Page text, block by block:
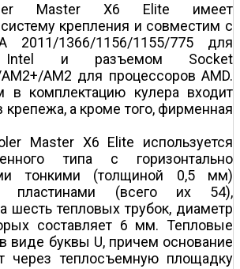
Master X6 Elite имеет
крепления и совместим с
2011/1366/1156/1155/775 для
Intel и разъемом Socket
AM2 для процессоров AMD.
в комплектацию кулера входит
крепежа, а кроме того, фирменная
Master X6 Elite используется
типа с горизонтально
тонкими (толщиной 0,5 мм)
пластинами (всего их 54),
шесть тепловых трубок, диаметр
составляет 6 мм. Тепловые
виде буквы U, причем основание
через теплосъемную площадку